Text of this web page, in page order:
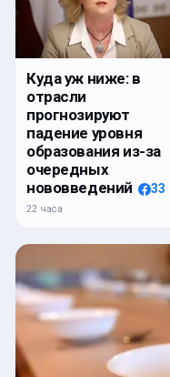
Куда уж ниже: в
отрасли
прогнозируют
падение уровня
образования из-за
очередных
нововведений
33
22 часа